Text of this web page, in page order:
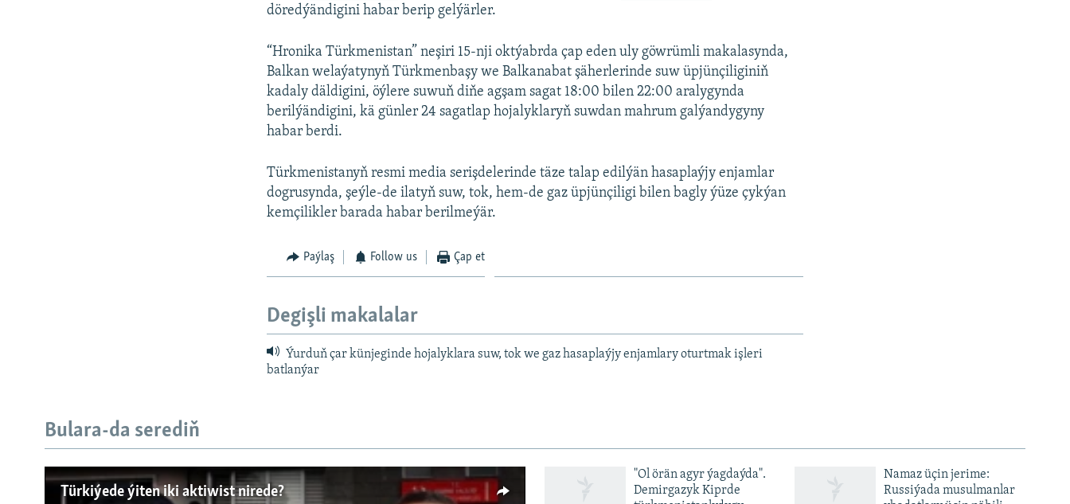
Русский
döredýändigini habar berip gelýärler.
“Hronika Türkmenistan” neşiri 15-nji oktýabrda çap eden uly göwrümli makalasynda,
Balkan welaýatynyň Türkmenbaşy we Balkanabat şäherlerinde suw üpjünçiliginiň
kadaly däldigini, öýlere suwuň diňe agşam sagat 18:00 bilen 22:00 aralygynda
berilýändigini, kä günler 24 sagatlap hojalyklaryň suwdan mahrum galýandygyny
habar berdi.
Türkmenistanyň resmi media serişdelerinde täze talap edilýän hasaplaýjy enjamlar
dogrusynda, şeýle-de ilatyň suw, tok, hem-de gaz üpjünçiligi bilen bagly ýüze çykýan
kemçilikler barada habar berilmeýär.
Paýlaş Follow us Çap et
Degişli makalalar
Ýurduň çar künjeginde hojalyklara suw, tok we gaz hasaplaýjy enjamlary oturtmak işleri
batlanýar
Bulara-da serediň
Türkiýede ýiten iki aktiwist nirede?
"Ol örän agyr ýagdaýda".
Demirgazyk Kiprde
Namaz üçin jerime:
Russiýada musulmanlar